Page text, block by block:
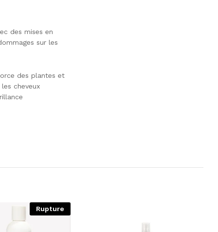
des mises en
sur les
des plantes et
cheveux
Rupture